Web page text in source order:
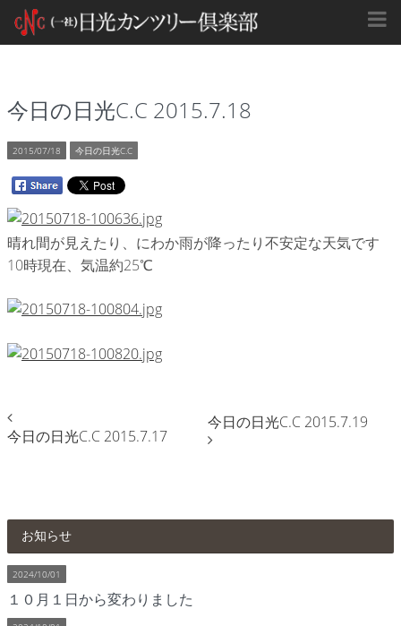
今日の日光C.C 2015.7.18
2015/07/18 今日の日光C.C
晴れ間が見えたり、にわか雨が降ったり不安定な天気です
10時現在、気温約25℃
今日の日光C.C 2015.7.17
今日の日光C.C 2015.7.19
お知らせ
2024/10/01
１０月１日から変わりました